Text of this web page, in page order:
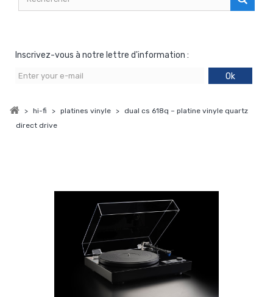
Inscrivez-vous à notre lettre d'information :
Ok
> hi-fi > platines vinyle > dual cs 618q – platine vinyle quartz
direct drive